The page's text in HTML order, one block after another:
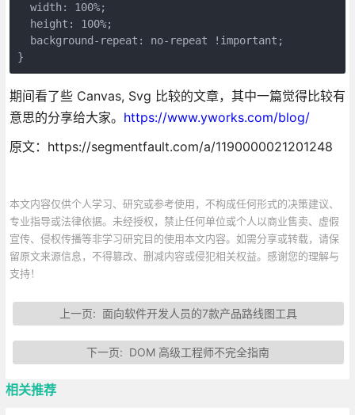
  width: 100%;
  height: 100%;
  background-repeat: no-repeat !important;
}
期间看了些 Canvas, Svg 比较的文章，其中一篇觉得比较有
意思的分享给大家。 https://www.yworks.com/blog/
原文：https://segmentfault.com/a/1190000021201248
本文内容仅供个人学习、研究或参考使用，不构成任何形式的决策建议、
专业指导或法律依据。未经授权，禁止任何单位或个人以商业售卖、虚假
宣传、侵权传播等非学习研究目的使用本文内容。如需分享或转载，请保
留原文来源信息，不得篡改、删减内容或侵犯相关权益。感谢您的理解与
支持！
上一页: 面向软件开发人员的7款产品路线图工具
下一页: DOM 高级工程师不完全指南
相关推荐